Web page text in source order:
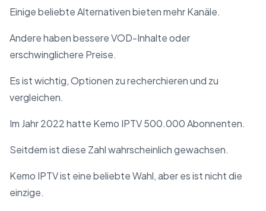
Einige beliebte Alternativen bieten mehr Kanäle.
Andere haben bessere VOD-Inhalte oder
erschwinglichere Preise.
Es ist wichtig, Optionen zu recherchieren und zu
vergleichen.
Im Jahr 2022 hatte Kemo IPTV 500.000 Abonnenten.
Seitdem ist diese Zahl wahrscheinlich gewachsen.
Kemo IPTV ist eine beliebte Wahl, aber es ist nicht die
einzige.